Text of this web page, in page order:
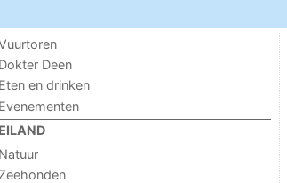
Dokter Deen
Eten en drinken
Evenementen
EILAND
Natuur
Zeehonden